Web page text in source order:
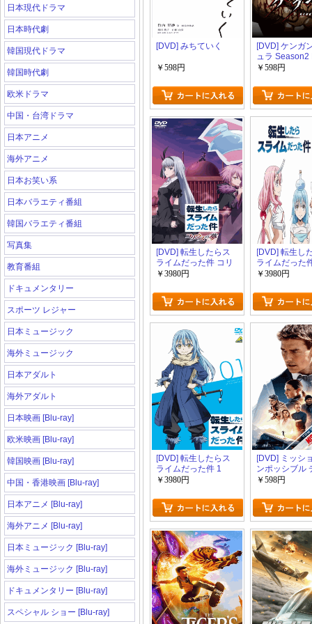
日本現代ドラマ
日本時代劇
韓国現代ドラマ
韓国時代劇
欧米ドラマ
中国・台湾ドラマ
日本アニメ
海外アニメ
日本お笑い系
日本バラエティ番組
韓国バラエティ番組
写真集
教育番組
ドキュメンタリー
スポーツ レジャー
日本ミュージック
海外ミュージック
日本アダルト
海外アダルト
日本映画 [Blu-ray]
欧米映画 [Blu-ray]
韓国映画 [Blu-ray]
中国・香港映画 [Blu-ray]
日本アニメ [Blu-ray]
海外アニメ [Blu-ray]
日本ミュージック [Blu-ray]
海外ミュージック [Blu-ray]
ドキュメンタリー [Blu-ray]
スペシャル ショー [Blu-ray]
[DVD] みちていく
￥598円
[DVD] ケンガ
ュラ Season2
￥598円
[DVD] 転生したらス
ライムだった件 コリ
ウスの夢
￥3980円
[DVD] 転生し
ライムだった
￥3980円
[DVD] 転生したらス
ライムだった件 1
￥3980円
[DVD] ミッシ
ンポッシブル
レコニング
￥598円